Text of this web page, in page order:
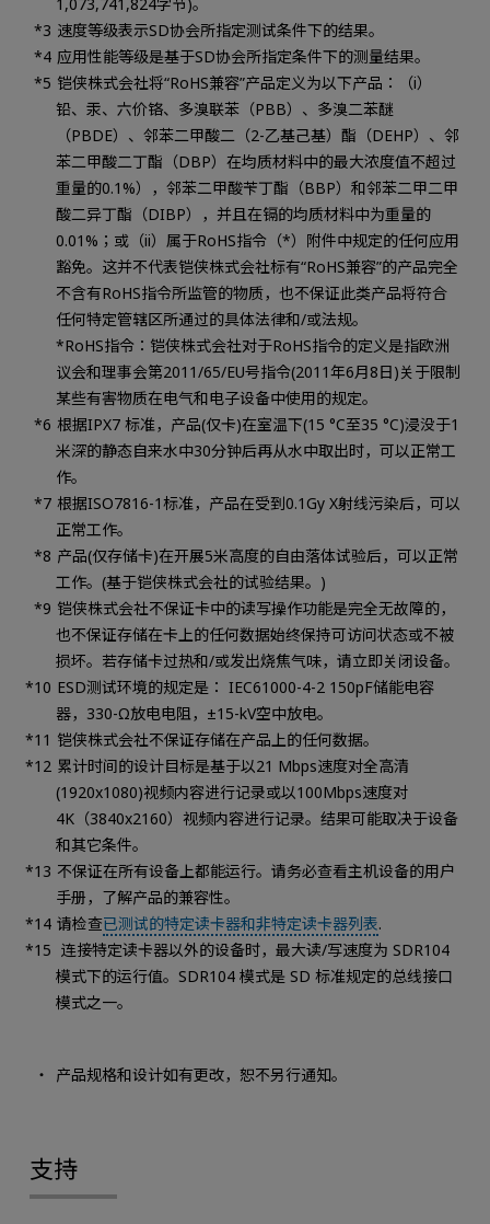
1,073,741,824字节)。
速度等级表示SD协会所指定测试条件下的结果。
应用性能等级是基于SD协会所指定条件下的测量结果。
铠侠株式会社将“RoHS兼容”产品定义为以下产品：（i）
铅、汞、六价铬、多溴联苯（PBB）、多溴二苯醚
（PBDE）、邻苯二甲酸二（2-乙基己基）酯（DEHP）、邻
苯二甲酸二丁酯（DBP）在均质材料中的最大浓度值不超过
重量的0.1%），邻苯二甲酸苄丁酯（BBP）和邻苯二甲二甲
酸二异丁酯（DIBP），并且在镉的均质材料中为重量的
0.01%；或（ii）属于RoHS指令（*）附件中规定的任何应用
豁免。这并不代表铠侠株式会社标有“RoHS兼容”的产品完全
不含有RoHS指令所监管的物质，也不保证此类产品将符合
任何特定管辖区所通过的具体法律和/或法规。
*RoHS指令：铠侠株式会社对于RoHS指令的定义是指欧洲
议会和理事会第2011/65/EU号指令(2011年6月8日)关于限制
某些有害物质在电气和电子设备中使用的规定。
根据IPX7 标准，产品(仅卡)在室温下(15 °C至35 °C)浸没于1
米深的静态自来水中30分钟后再从水中取出时，可以正常工
作。
根据ISO7816-1标准，产品在受到0.1Gy X射线污染后，可以
正常工作。
产品(仅存储卡)在开展5米高度的自由落体试验后，可以正常
工作。(基于铠侠株式会社的试验结果。)
铠侠株式会社不保证卡中的读写操作功能是完全无故障的，
也不保证存储在卡上的任何数据始终保持可访问状态或不被
损坏。若存储卡过热和/或发出烧焦气味，请立即关闭设备。
ESD测试环境的规定是： IEC61000-4-2 150pF储能电容
器，330-Ω放电电阻，±15-kV空中放电。
铠侠株式会社不保证存储在产品上的任何数据。
累计时间的设计目标是基于以21 Mbps速度对全高清
(1920x1080)视频内容进行记录或以100Mbps速度对
4K（3840x2160）视频内容进行记录。结果可能取决于设备
和其它条件。
不保证在所有设备上都能运行。请务必查看主机设备的用户
手册，了解产品的兼容性。
请检查已测试的特定读卡器和非特定读卡器列表.
连接特定读卡器以外的设备时，最大读/写速度为 SDR104
模式下的运行值。SDR104 模式是 SD 标准规定的总线接口
模式之一。
产品规格和设计如有更改，恕不另行通知。
支持